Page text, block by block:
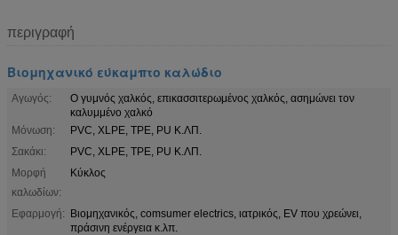
περιγραφή
Βιομηχανικό εύκαμπτο καλώδιο
Αγωγός:
Ο γυμνός χαλκός, επικασσιτερωμένος χαλκός, ασημώνει τον
καλυμμένο χαλκό
Μόνωση:
PVC, XLPE, TPE, PU Κ.ΛΠ.
Σακάκι:
PVC, XLPE, TPE, PU Κ.ΛΠ.
Μορφή
καλωδίων:
Κύκλος
Εφαρμογή: Βιομηχανικός, comsumer electrics, ιατρικός, EV που χρεώνει,
πράσινη ενέργεια κ.λπ.